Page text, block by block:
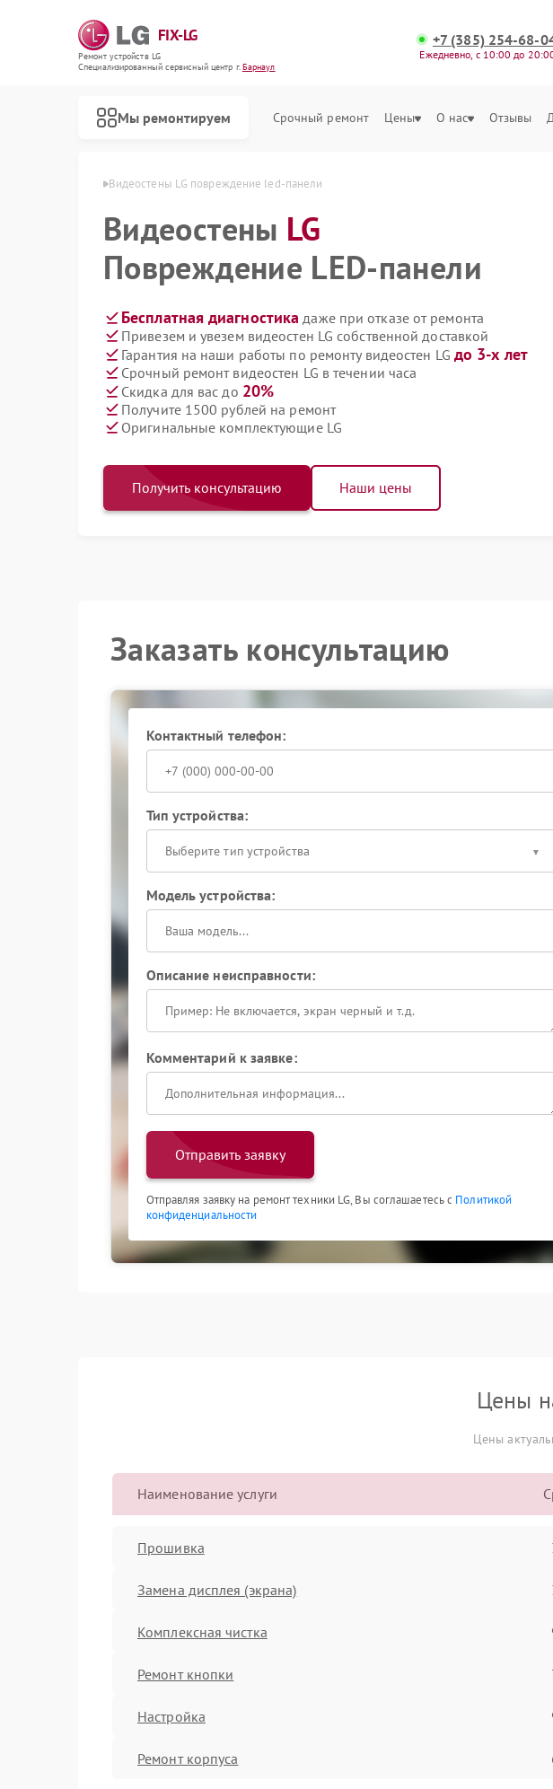
FIX-LG
Ремонт устройств LG
Специализированный cервисный центр г.Барнаул
+7 (385) 254-68-
Ежедневно, с 10:00 до
Мы ремонтируем Срочный ремонт Цены О нас Отзывы
Видеостены LG повреждение led-панели
Видеостены LG
Повреждение LED-панели
Бесплатная диагностика даже при отказе от ремонта
Привезем и увезем видеостен LG собственной доставкой
Гарантия на наши работы по ремонту видеостен LG до 3-х лет
Срочный ремонт видеостен LG в течении часа
Скидка для вас до 20%
Получите 1500 рублей на ремонт
Оригинальные комплектующие LG
Получить консультацию Наши цены
Заказать консультацию
Контактный телефон:
Тип устройства:
Выберите тип устройства
Модель устройства:
Описание неисправности:
Комментарий к заявке:
Отправить заявку
Отправляя заявку на ремонт техники LG, Вы соглашаетесь с Политикой
конфиденциальности
Цены
Цены
Наименование услуги
Прошивка
Замена дисплея (экрана)
Комплексная чистка
Ремонт кнопки
Настройка
Ремонт корпуса